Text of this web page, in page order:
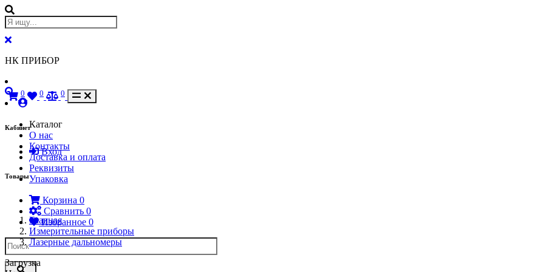
НК ПРИБОР
Кабинет
Вход
Товары
Корзина 0
Сравнить 0
Избранное 0
0 0 0
Каталог
О нас
Контакты
Доставка и оплата
Реквизиты
Упаковка
Главная
Измерительные приборы
Лазерные дальномеры
Загрузка